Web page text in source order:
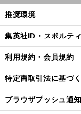
推奨環境
集英社ID・スポルテ
利用規約・会員規約
特定商取引法に基づ
ブラウザプッシュ通